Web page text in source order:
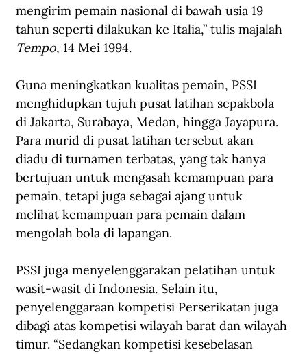
mengirim pemain nasional di bawah usia 19
tahun seperti dilakukan ke Italia,” tulis majalah
Tempo, 14 Mei 1994.
Guna meningkatkan kualitas pemain, PSSI
menghidupkan tujuh pusat latihan sepakbola
di Jakarta, Surabaya, Medan, hingga Jayapura.
Para murid di pusat latihan tersebut akan
diadu di turnamen terbatas, yang tak hanya
bertujuan untuk mengasah kemampuan para
pemain, tetapi juga sebagai ajang untuk
melihat kemampuan para pemain dalam
mengolah bola di lapangan.
PSSI juga menyelenggarakan pelatihan untuk
wasit-wasit di Indonesia. Selain itu,
penyelenggaraan kompetisi Perserikatan juga
dibagi atas kompetisi wilayah barat dan wilayah
timur. “Sedangkan kompetisi kesebelasan